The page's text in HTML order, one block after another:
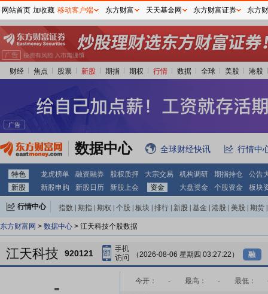
财经 焦点 股票 新股 期指 期权 行情 数据 全球 美股 港股
数据中心 全球财经快讯 行情中
特色 龙虎榜单 融资融券 股权质押 大宗交易 机构调研 期指持仓
公告
新股
新股申购 新股日历 新股上会 资金 大盘资金 个股资金 板块
行情中心 指数 期指 期权 个股 板块 排行 新股 基金 港股 美股 期货
东方财富网 > 数据中心 > 江天科技个股数据
江天科技 920121 （2026-08-06 星期四 03:27:22） 融
- 今开： - 最高： - 最低：
网站首页 加收藏 移动客户端 东方财富 天天基金网 东方财富证券 东方